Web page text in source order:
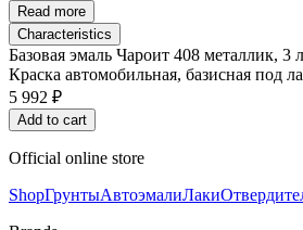
Read more
Characteristics
Базовая эмаль Чароит 408 металлик,
Краска автомобильная, базисная под
5 992 ₽
Add to cart
Official online store
ShopГрунтыАвтоэмалиЛаки